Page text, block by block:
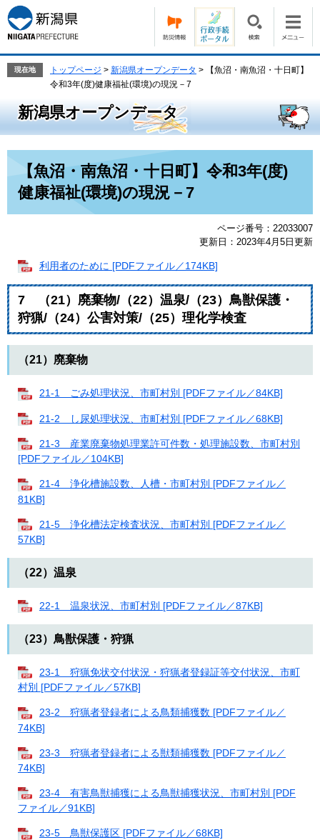
ー
ジ
の
す。
ニ
ュ
ー
現在地 トップページ > 新潟県オープンデータ >
【魚沼・南魚沼・十日町】
令和3年(度)健康福祉(環境)の現況－7
新潟県オープンデータ
【魚沼・南魚沼・十日町】令和3年(度)
健康福祉(環境)の現況－7
ページ番号：22033007
更新日：2023年4月5日更新
利用者のために [PDFファイル／174KB]
7 （21）廃棄物/（22）温泉/（23）鳥獣保護・
狩猟/（24）公害対策/（25）理化学検査
（21）廃棄物
21-1 ごみ処理状況、市町村別 [PDFファイル／84KB]
21-2 し尿処理状況、市町村別 [PDFファイル／68KB]
21-3 産業廃棄物処理業許可件数・処理施設数、市町村別
[PDFファイル／104KB]
21-4 浄化槽施設数、人槽・市町村別 [PDFファイル／
81KB]
21-5 浄化槽法定検査状況、市町村別 [PDFファイル／
57KB]
（22）温泉
22-1 温泉状況、市町村別 [PDFファイル／87KB]
（23）鳥獣保護・狩猟
23-1 狩猟免状交付状況・狩猟者登録証等交付状況、市町
村別 [PDFファイル／57KB]
23-2 狩猟者登録者による鳥類捕獲数 [PDFファイル／
74KB]
23-3 狩猟者登録者による獣類捕獲数 [PDFファイル／
74KB]
23-4 有害鳥獣捕獲による鳥獣捕獲状況、市町村別 [PDF
ファイル／91KB]
23-5 鳥獣保護区 [PDFファイル／68KB]